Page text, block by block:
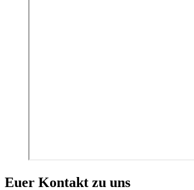
Euer Kontakt zu uns